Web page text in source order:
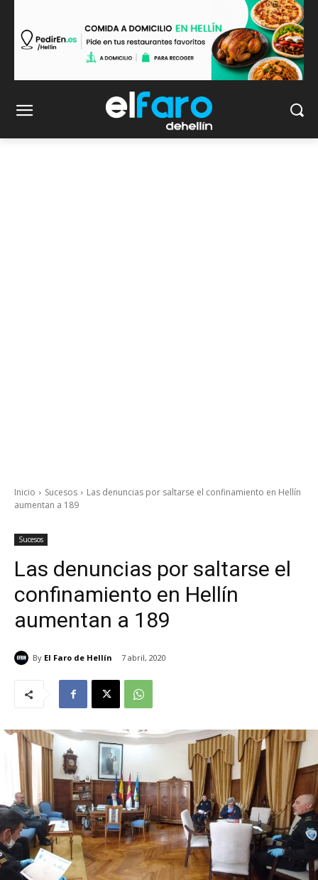
Inicio Sucesos
Las denuncias por saltarse el confinamiento en Hellín
aumentan a 189
Sucesos
Las denuncias por saltarse el
confinamiento en Hellín
aumentan a 189
By El Faro de Hellín 7 abril, 2020